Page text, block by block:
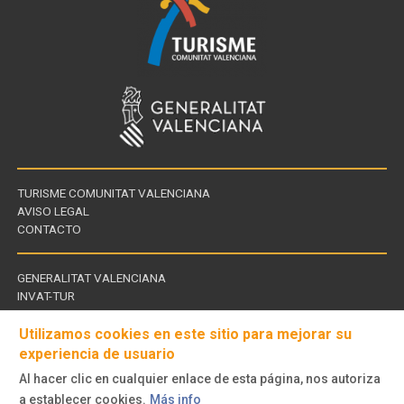
TURISME COMUNITAT VALENCIANA
AVISO LEGAL
CONTACTO
Links
of
interest
GENERALITAT VALENCIANA
INVAT-TUR
CDT - CENTROS DE TURISMO
Follow
Utilizamos cookies en este sitio para mejorar su
experiencia de usuario
Al hacer clic en cualquier enlace de esta página, nos autoriza
a establecer cookies. Más info